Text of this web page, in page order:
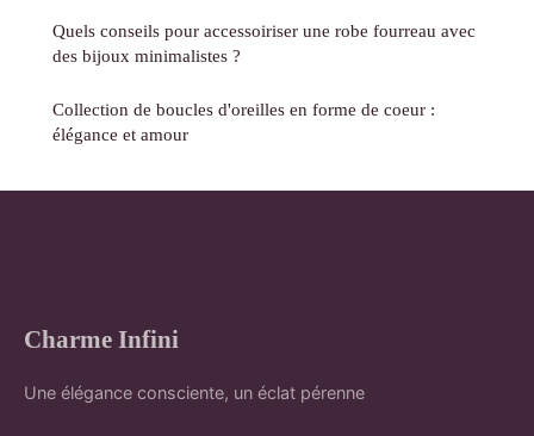
Quels conseils pour accessoiriser une robe fourreau avec
des bijoux minimalistes ?
Collection de boucles d'oreilles en forme de coeur :
élégance et amour
Charme Infini
Une élégance consciente, un éclat pérenne